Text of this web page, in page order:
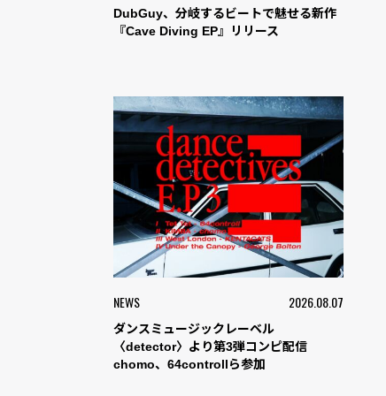
DubGuy、分岐するビートで魅せる新作
『Cave Diving EP』リリース
NEWS 2026.08.07
ダンスミュージックレーベル
〈detector〉より第3弾コンピ配信
chomo、64controllら参加